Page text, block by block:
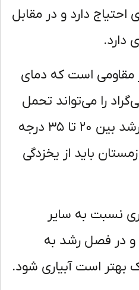
دارد و در مقابل
است که دمای
را می‌تواند تحمل
کنید. بهترین دما برای رشد بین ۲۰ تا ۳۵ درجه
باید از یخزدگی
به سایر
فصل رشد به
آبیاری شود.